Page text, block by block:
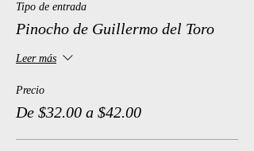
Tipo de entrada
Pinocho de Guillermo del Toro
Leer más
Precio
De $32.00 a $42.00